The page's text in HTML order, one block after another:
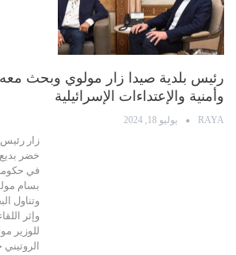
رئيس بلدية صيدا زار مولوي وبحث معه
وأمنية والإعتداءات الإسرائيلية
RAYA يوليو 18, 2024
زار رئيس
خضر بديع
في
بسام
وتناول
وإثر
للوزير